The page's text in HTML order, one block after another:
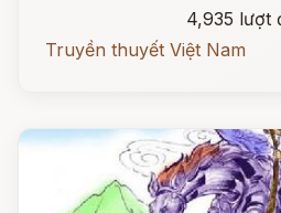
4,935 lượt
Truyền thuyết Việt Nam